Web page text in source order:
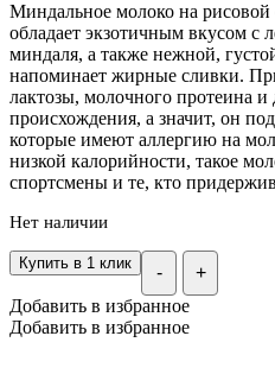
Миндальное молоко на рисовой
обладает экзотичным вкусом с
миндаля, а также нежной,
напоминает жирные сливки.
лактозы, молочного протеина
происхождения, а значит, он
которые имеют аллергию на
низкой калорийности, такое
спортсмены и те, кто
Нет наличии
- +
Купить в 1 клик
Добавить в избранное
Добавить в избранное